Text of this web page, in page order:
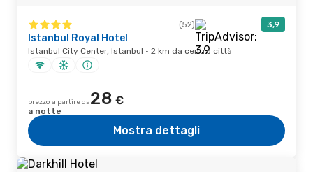
(52) 3,9
Istanbul Royal Hotel
Istanbul City Center, Istanbul · 2 km da centro città
prezzo a partire da28 €
a notte
Mostra dettagli